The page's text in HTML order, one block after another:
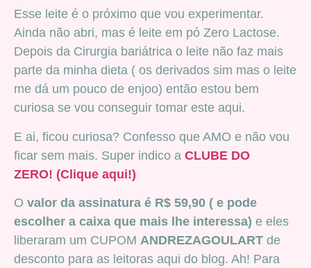
Esse leite é o próximo que vou experimentar.
Ainda não abri, mas é leite em pó Zero Lactose.
Depois da Cirurgia bariátrica o leite não faz mais
parte da minha dieta ( os derivados sim mas o leite
me dá um pouco de enjoo) então estou bem
curiosa se vou conseguir tomar este aqui.
E ai, ficou curiosa? Confesso que AMO e não vou
ficar sem mais. Super indico a CLUBE DO
ZERO! (Clique aqui!)
O valor da assinatura é R$ 59,90 ( e pode
escolher a caixa que mais lhe interessa) e eles
liberaram um CUPOM ANDREZAGOULART de
desconto para as leitoras aqui do blog. Ah! Para